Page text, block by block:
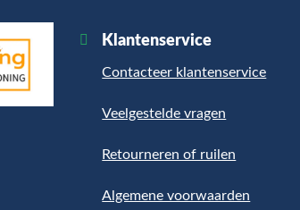
Klantenservice
Contacteer klantenservice
Veelgestelde vragen
Retourneren of ruilen
Algemene voorwaarden